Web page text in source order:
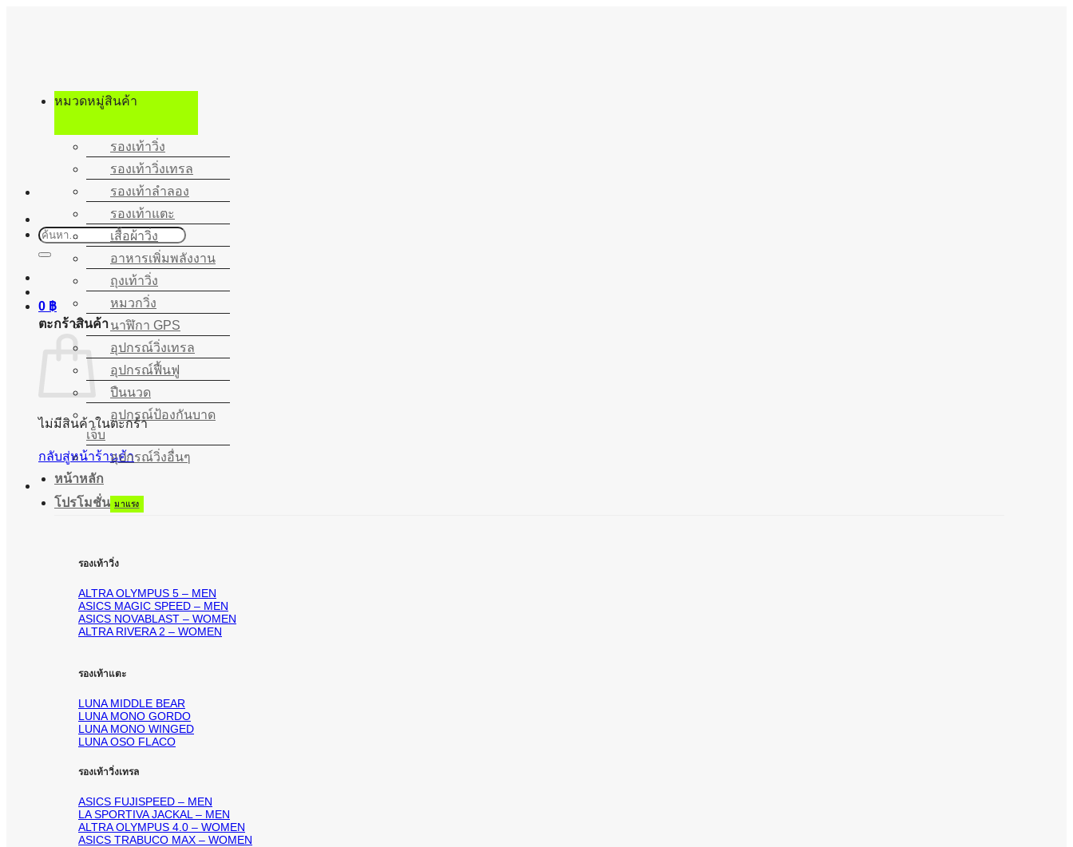
ค้นหา:
0 ฿
ตะกร้าสินค้า
ไม่มีสินค้าในตะกร้า
กลับสู่หน้าร้านค้า
หมวดหมู่สินค้า
รองเท้าวิ่ง
รองเท้าวิ่งเทรล
รองเท้าลำลอง
รองเท้าแตะ
เสื้อผ้าวิ่ง
อาหารเพิ่มพลังงาน
ถุงเท้าวิ่ง
หมวกวิ่ง
นาฬิกา GPS
อุปกรณ์วิ่งเทรล
อุปกรณ์ฟื้นฟู
ปืนนวด
อุปกรณ์ป้องกันบาด
เจ็บ
อุปกรณ์วิ่งอื่นๆ
หน้าหลัก
โปรโมชั่น
รองเท้าวิ่ง
ALTRA OLYMPUS 5 – MEN
ASICS MAGIC SPEED – MEN
ASICS NOVABLAST – WOMEN
ALTRA RIVERA 2 – WOMEN
รองเท้าแตะ
LUNA MIDDLE BEAR
LUNA MONO GORDO
LUNA MONO WINGED
LUNA OSO FLACO
รองเท้าวิ่งเทรล
ASICS FUJISPEED – MEN
LA SPORTIVA JACKAL – MEN
ALTRA OLYMPUS 4.0 – WOMEN
ASICS TRABUCO MAX – WOMEN